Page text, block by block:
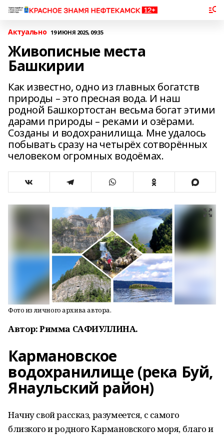
Актуально 19 ИЮНЯ 2025, 09:35
Живописные места
Башкирии
Как известно, одно из главных богатств
природы – это пресная вода. И наш
родной Башкортостан весьма богат этими
дарами природы – реками и озёрами.
Созданы и водохранилища. Мне удалось
побывать сразу на четырёх сотворённых
человеком огромных водоёмах.
Фото из личного архива автора.
Автор: Римма САФИУЛЛИНА.
Кармановское
водохранилище (река Буй,
Янаульский район)
Начну свой рассказ, разумеется, с самого
близкого и родного Кармановского моря, благо и